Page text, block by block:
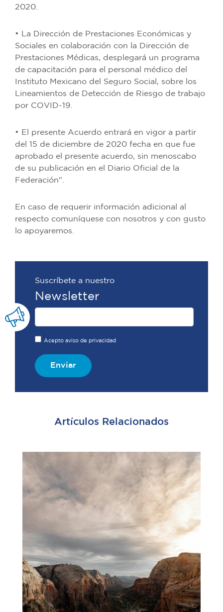
2020.
• La Dirección de Prestaciones Económicas y
Sociales en colaboración con la Dirección de
Prestaciones Médicas, desplegará un programa
de capacitación para el personal médico del
Instituto Mexicano del Seguro Social, sobre los
Lineamientos de Detección de Riesgo de trabajo
por COVID-19.
• El presente Acuerdo entrará en vigor a partir
del 15 de diciembre de 2020 fecha en que fue
aprobado el presente acuerdo, sin menoscabo
de su publicación en el Diario Oficial de la
Federación".
En caso de requerir información adicional al
respecto comuníquese con nosotros y con gusto
lo apoyaremos.
Suscríbete a nuestro
Newsletter
Acepto aviso de privacidad
Enviar
Artículos Relacionados